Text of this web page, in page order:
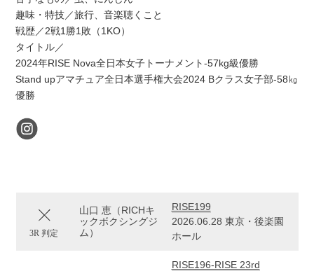
趣味・特技／旅行、音楽聴くこと
戦歴／2戦1勝1敗（1KO）
タイトル／
2024年RISE Nova全日本女子トーナメント-57kg級優勝
Stand upアマチュア全日本選手権大会2024 Bクラス女子部-58㎏
優勝
3R 判定
山口 恵（RICHキ
ックボクシングジ
ム）
RISE199
2026.06.28 東京・後楽園
ホール
RISE196-RISE 23rd